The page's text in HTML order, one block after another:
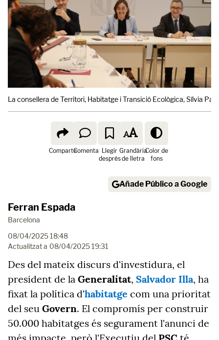
La consellera de Territori, Habitatge i Transició Ecològica, Sílvia
ComparteComenta Llegir
després
Grandària
de lletra
Color de
fons
Añade Público a Google
Ferran Espada
Barcelona
08/04/2025 18:48
Actualitzat a 08/04/2025 19:31
Des del mateix discurs d'investidura, el
president de la Generalitat, Salvador Illa, ha
fixat la política d'habitatge com una prioritat
del seu Govern. El compromís per construir
50.000 habitatges és segurament l'anunci de